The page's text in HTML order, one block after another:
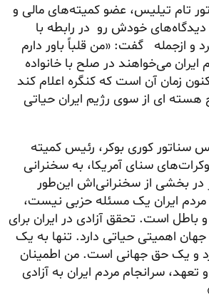
تام تیلیس، عضو کمیته‌های مالی و
دیدگاه‌های خودش رو در رابطه با
و ازجمله گفت: «من قلباً باور دارم
می‌خواهند در صلح با خانواده
زمان آن است که کنگره اعلام کند
هسته ای از سوی رژیم ایران حیاتی
سناتور کوری بوکر، رئیس کمیته
سنای آمریکا، به سخنرانی
در بخشی از سخنرانی‌اش این‌طور
ایران یک مسئله حزبی نیست،
باطل است. تحقق آزادی در ایران برای
جهان اهمیتی حیاتی دارد. تنها به یک
و یک حق جهانی است. من اطمینان
تعهد، سرانجام مردم ایران به آزادی